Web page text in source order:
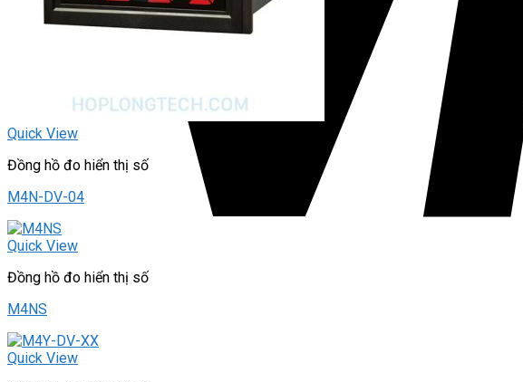
Quick View
Đồng hồ đo hiển thị số
M4N-DV-04
Quick View
Đồng hồ đo hiển thị số
M4NS
Quick View